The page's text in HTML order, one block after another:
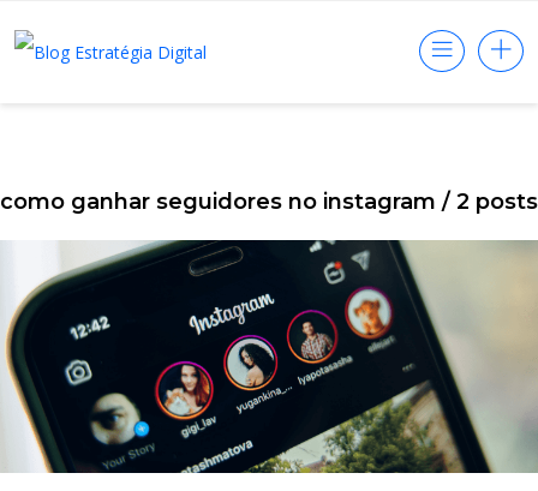
como ganhar seguidores no instagram / 2